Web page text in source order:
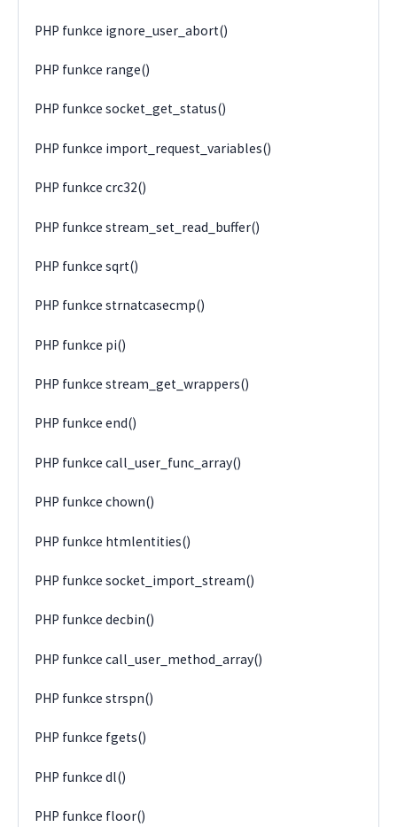
PHP funkce ignore_user_abort()
PHP funkce range()
PHP funkce socket_get_status()
PHP funkce import_request_variables()
PHP funkce crc32()
PHP funkce stream_set_read_buffer()
PHP funkce sqrt()
PHP funkce strnatcasecmp()
PHP funkce pi()
PHP funkce stream_get_wrappers()
PHP funkce end()
PHP funkce call_user_func_array()
PHP funkce chown()
PHP funkce htmlentities()
PHP funkce socket_import_stream()
PHP funkce decbin()
PHP funkce call_user_method_array()
PHP funkce strspn()
PHP funkce fgets()
PHP funkce dl()
PHP funkce floor()